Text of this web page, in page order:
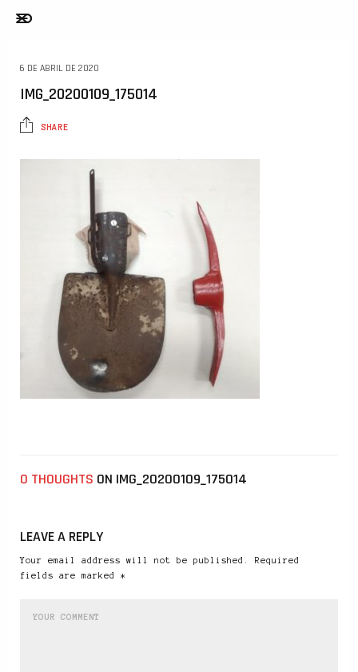
6 DE ABRIL DE 2020
IMG_20200109_175014
SHARE
0 THOUGHTS ON IMG_20200109_175014
LEAVE A REPLY
Your email address will not be published. Required
fields are marked *